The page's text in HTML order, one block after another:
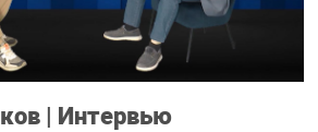
| Интервью